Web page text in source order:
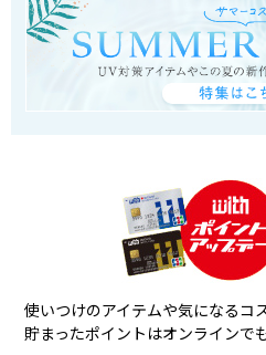
使いつけのアイテムや気になるコ
貯まったポイントはオンラインで